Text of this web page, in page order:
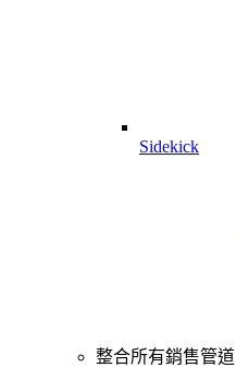
Sidekick
整合所有銷售管道